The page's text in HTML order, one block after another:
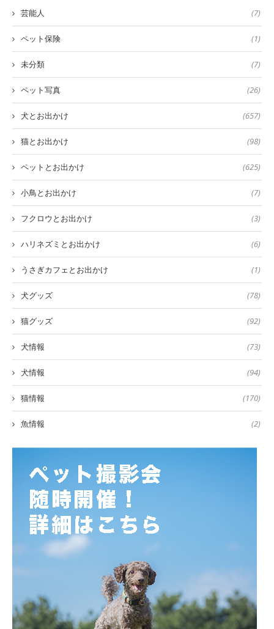
芸能人 (7)
ペット保険 (1)
未分類 (7)
ペット写真 (26)
犬とお出かけ (657)
猫とお出かけ (98)
ペットとお出かけ (625)
小鳥とお出かけ (7)
フクロウとお出かけ (3)
ハリネズミとお出かけ (6)
うさぎカフェとお出かけ (1)
犬グッズ (78)
猫グッズ (92)
犬情報 (73)
犬情報 (94)
猫情報 (170)
魚情報 (2)